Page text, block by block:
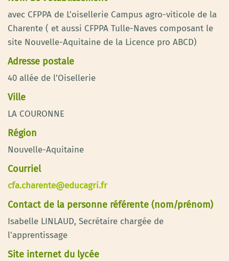
avec CFPPA de L'oisellerie Campus agro-viticole de la
Charente ( et aussi CFPPA Tulle-Naves composant le
site Nouvelle-Aquitaine de la Licence pro ABCD)
Adresse postale
40 allée de l’Oisellerie
Ville
LA COURONNE
Région
Nouvelle-Aquitaine
Courriel
cfa.charente@educagri.fr
Contact de la personne référente (nom/prénom)
Isabelle LINLAUD, Secrétaire chargée de
l'apprentissage
Site internet du lycée